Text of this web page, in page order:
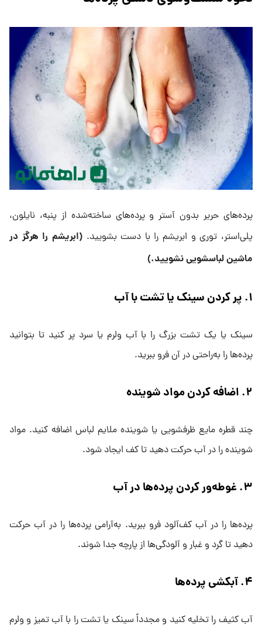
پرده‌های حریر بدون آستر و پرده‌های ساخته‌شده از پنبه، نایلون،
پلی‌استر، توری و ابریشم را با دست بشویید.(ابریشم را هرگز در
ماشین لباسشویی نشویید.)
۱. پر کردن سینک یا تشت با آب
سینک یا یک تشت بزرگ را با آب ولرم یا سرد پر کنید تا بتوانید
پرده‌ها را به‌راحتی در آن فرو ببرید.
۲. اضافه کردن مواد شوینده
چند قطره مایع ظرفشویی یا شوینده ملایم لباس اضافه کنید. مواد
شوینده را در آب حرکت دهید تا کف ایجاد شود.
۳.غوطه‌ور کردن پرده‌ها در آب
پرده‌ها را در آب کف‌آلود فرو ببرید. به‌آرامی پرده‌ها را در آب حرکت
دهید تا گرد و غبار و آلودگی‌ها از پارچه جدا شوند.
۴.آبکشی پرده‌ها
آب کثیف را تخلیه کنید و مجدداً سینک یا تشت را با آب تمیز و ولرم